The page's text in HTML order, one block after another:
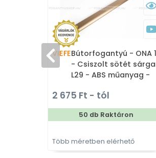
VIEFEBútorfogantyú - ONA
- Csiszolt sötét
L29 - ABS műanyag -
színes fém fogantyú
2 675 Ft - tól
50 db Raktáron
Több méretben elérhető